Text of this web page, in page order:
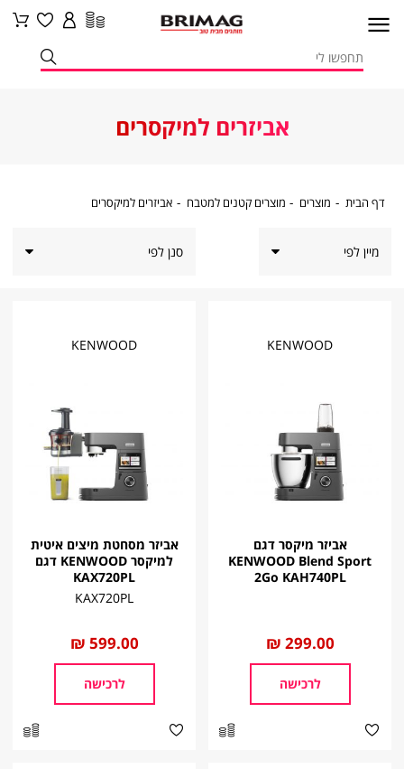
אביזרים למיקסרים
דף הבית דף מוצרים מוצרים
מוצרים קטנים למטבח מוצרים
אביזרים למיקסרים
סנן לפי
KENWOOD
אביזר מיקסר דגם
KENWOOD Blend Sport
2Go KAH740PL
החל
מ
299.00 ₪
לרכישה
KENWOOD
אביזר מסחטת מיצים איטית
למיקסר KENWOOD דגם
KAX720PL
KAX720PL
החל
מ
599.00 ₪
לרכישה